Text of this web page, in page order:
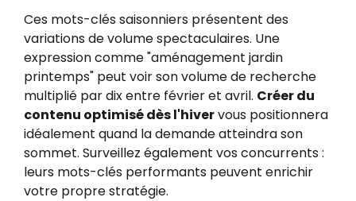
Ces mots-clés saisonniers présentent des
variations de volume spectaculaires. Une
expression comme "aménagement jardin
printemps" peut voir son volume de recherche
multiplié par dix entre février et avril. Créer du
contenu optimisé dès l'hivervous positionnera
idéalement quand la demande atteindra son
sommet. Surveillez également vos concurrents :
leurs mots-clés performants peuvent enrichir
votre propre stratégie.